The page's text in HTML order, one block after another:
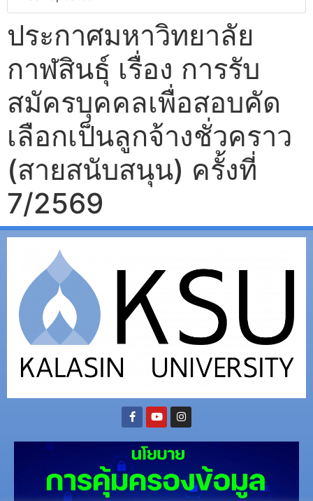
ประกาศมหาวิทยาลัย
กาฬสินธุ์ เรื่อง การรับ
สมัครบุคคลเพื่อสอบคัด
เลือกเป็นลูกจ้างชั่วคราว
(สายสนับสนุน) ครั้งที่
7/2569